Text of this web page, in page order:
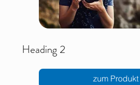
Heading 2
zum Produkt